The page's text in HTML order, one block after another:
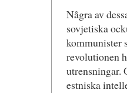
Några av
sovjetiska
kommunister
revolutionen
utrensningar.
estniska